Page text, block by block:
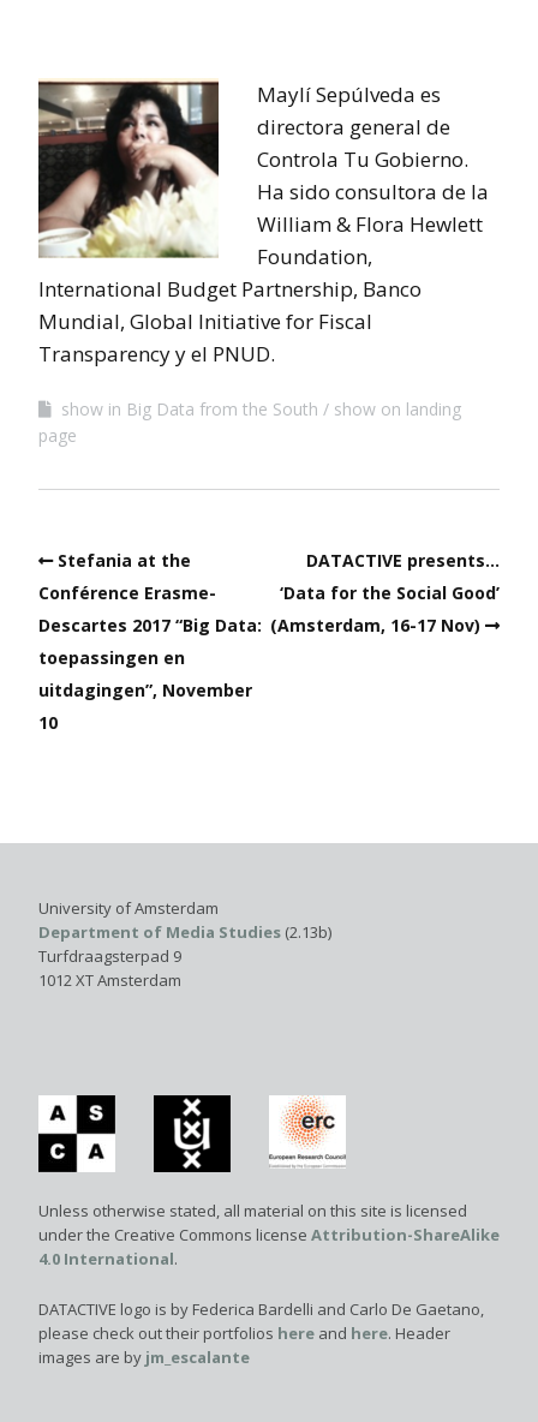
Maylí Sepúlveda es
directora general de
Controla Tu Gobierno.
Ha sido consultora de la
William & Flora Hewlett
Foundation,
International Budget Partnership, Banco
Mundial, Global Initiative for Fiscal
Transparency y el PNUD.
show in Big Data from the South
show on landing
page
Stefania at the
Conférence Erasme-
Descartes 2017 “Big Data:
toepassingen en
uitdagingen”, November
10
DATACTIVE presents…
‘Data for the Social Good’
(Amsterdam, 16-17 Nov)
University of Amsterdam
Department of Media Studies (2.13b)
Turfdraagsterpad 9
1012 XT Amsterdam
Unless otherwise stated, all material on this site is licensed
under the Creative Commons license Attribution-ShareAlike
4.0 International.
DATACTIVE logo is by Federica Bardelli and Carlo De Gaetano,
please check out their portfolios here and here. Header
images are by jm_escalante